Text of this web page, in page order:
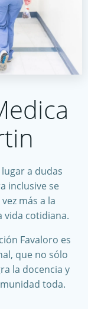
a dudas
inclusive se
más a la
vida cotidiana.
Favaloro es
que no sólo
la docencia y
toda.